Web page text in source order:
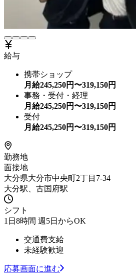
給与
携帯ショップ
月給245,250円〜319,150円
事務・受付・経理
月給245,250円〜319,150円
受付
月給245,250円〜319,150円
勤務地
面接地
大分県大分市中央町2丁目7-34
大分駅、古国府駅
シフト
1日8時間 週5日からOK
交通費支給
未経験歓迎
応募画面に進む